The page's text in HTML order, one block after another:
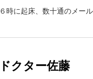
６時に起床、数十通のメー
ドクター佐藤